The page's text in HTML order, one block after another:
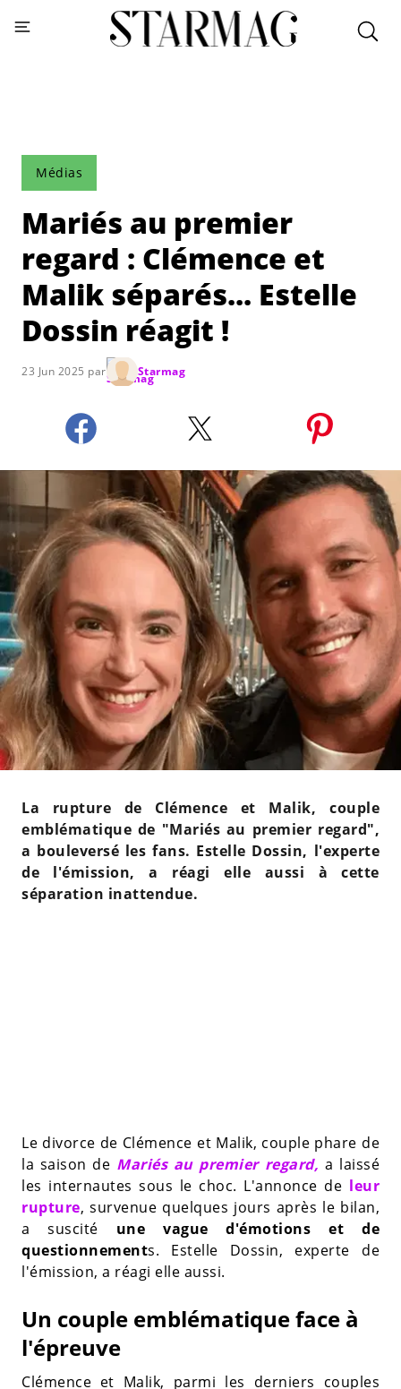
Médias
Mariés au premier
regard : Clémence et
Malik séparés... Estelle
Dossin réagit !
23 Jun 2025 par Starmag
La rupture de Clémence et Malik, couple
emblématique de "Mariés au premier regard",
a bouleversé les fans. Estelle Dossin, l'experte
de l'émission, a réagi elle aussi à cette
séparation inattendue.
Le divorce de Clémence et Malik, couple phare de
la saison de Mariés au premier regard, a laissé
les internautes sous le choc. L'annonce de leur
rupture, survenue quelques jours après le bilan,
a suscité une vague d'émotions et de
questionnements. Estelle Dossin, experte de
l'émission, a réagi elle aussi.
Un couple emblématique face à
l'épreuve
Clémence et Malik, parmi les derniers couples